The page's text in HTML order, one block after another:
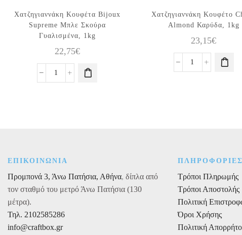
Χατζηγιαννάκη Κουφέτα Bijoux
Supreme Μπλε Σκούρα
Γυαλισμένα, 1kg
22,75€
Χατζηγιαννάκη
ποσότητα
Χατζηγιαννάκη Κουφέτο
Almond Καρύδα, 1kg
23,15€
Χατζηγιαννάκη
ΕΠΙΚΟΙΝΩΝΙΑ
Προμπονά 3, Άνω Πατήσια, Αθήνα, δίπλα από
τον σταθμό του μετρό Άνω Πατήσια (130
μέτρα).
Τηλ. 2102585286
info@craftbox.gr
ΠΛΗΡΟΦΟΡΙΕΣ
Τρόποι Πληρωμής
Τρόποι Αποστολής
Πολιτική
Όροι Χρήσης
Πολιτική